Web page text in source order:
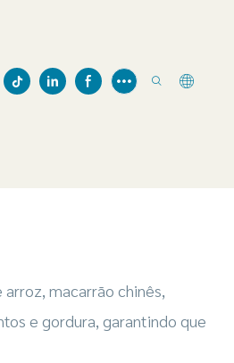
macarrão chinês,
e gordura, garantindo que